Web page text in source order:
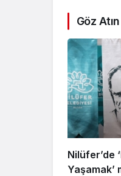
Göz Atın
Nilüfer’de
Yaşamak’